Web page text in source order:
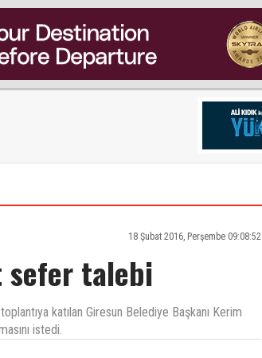
18 Şubat 2016, Perşembe 09:08:52
sefer talebi
katılan Giresun Belediye Başkanı Kerim
istedi.